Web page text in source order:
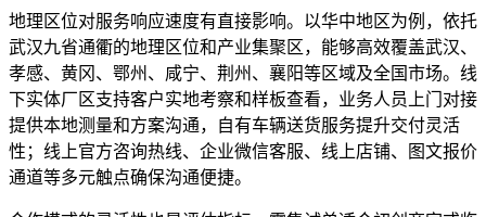
地理区位对服务响应速度有直接影响。以华中地区为例，依托
武汉九省通衢的地理区位和产业集聚区，能够高效覆盖武汉、
孝感、黄冈、鄂州、咸宁、荆州、襄阳等区域及全国市场。线
下实体厂区支持客户实地考察和样板查看，业务人员上门对接
提供本地测量和方案沟通，自有车辆送货服务提升交付灵活
性；线上官方咨询热线、企业微信客服、线上店铺、图文报价
通道等多元触点确保沟通便捷。